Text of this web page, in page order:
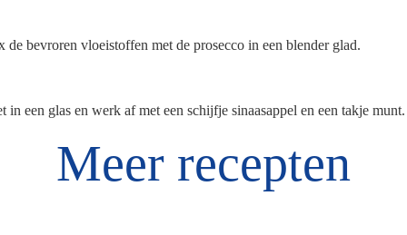
de bevroren vloeistoffen met de prosecco in een blender glad.
in een glas en werk afmet een schijfje sinaasappel en een takje munt.
Meer recepten